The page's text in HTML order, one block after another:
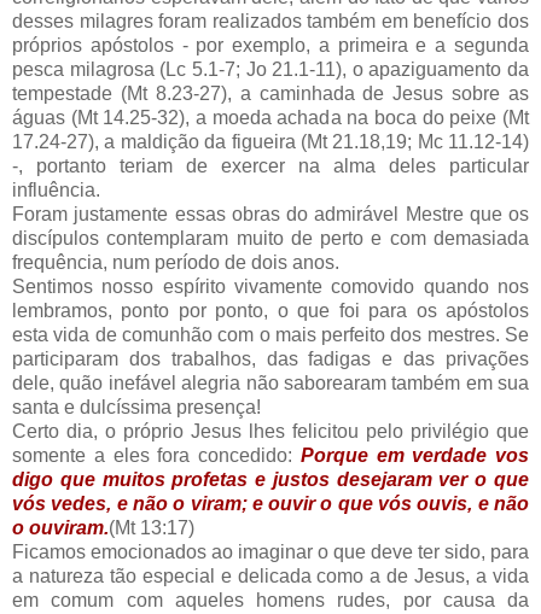
desses milagres foram realizados também em benefício dos
próprios apóstolos - por exemplo, a primeira e a segunda
pesca milagrosa (Lc 5.1-7; Jo 21.1-11), o apaziguamento da
tempestade (Mt 8.23-27), a caminhada de Jesus sobre as
águas (Mt 14.25-32), a moeda achada na boca do peixe (Mt
17.24-27), a maldição da figueira (Mt 21.18,19; Mc 11.12-14)
-, portanto teriam de exercer na alma deles particular
influência.
Foram justamente essas obras do admirável Mestre que os
discípulos contemplaram muito de perto e com demasiada
frequência, num período de dois anos.
Sentimos nosso espírito vivamente comovido quando nos
lembramos, ponto por ponto, o que foi para os apóstolos
esta vida de comunhão com o mais perfeito dos mestres. Se
participaram dos trabalhos, das fadigas e das privações
dele, quão inefável alegria não saborearam também em sua
santa e dulcíssima presença!
Certo dia, o próprio Jesus lhes felicitou pelo privilégio que
somente a eles fora concedido: Porque em verdade vos
digo que muitos profetas e justos desejaram ver o que
vós vedes, e não o viram; e ouvir o que vós ouvis, e não
o ouviram.(Mt 13:17)
Ficamos emocionados ao imaginar o que deve ter sido, para
a natureza tão especial e delicada como a de Jesus, a vida
em comum com aqueles homens rudes, por causa da